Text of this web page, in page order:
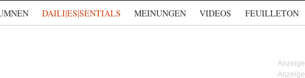
DAILI|ES|SENTIALS MEINUNGEN VIDEOS FEUILLETON